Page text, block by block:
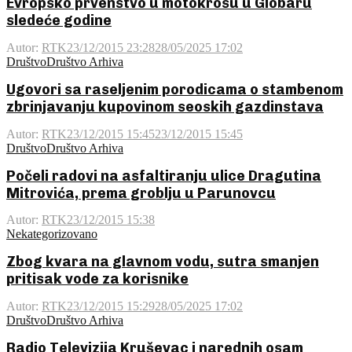
sledeće godine
Autor: RTK23/12/2015 23:2828/05/2025 17:02
DruštvoDruštvo Arhiva
Ugovori sa raseljenim porodicama o stambenom
zbrinjavanju kupovinom seoskih gazdinstava
Autor: RTK23/12/2015 15:4523/12/2015 15:45
DruštvoDruštvo Arhiva
Počeli radovi na asfaltiranju ulice Dragutina
Mitrovića, prema groblju u Parunovcu
Autor: RTK23/12/2015 15:38
Nekategorizovano
Zbog kvara na glavnom vodu, sutra smanjen
pritisak vode za korisnike
Autor: RTK23/12/2015 15:2928/05/2025 17:02
DruštvoDruštvo Arhiva
Radio Televizija Kruševac i narednih osam